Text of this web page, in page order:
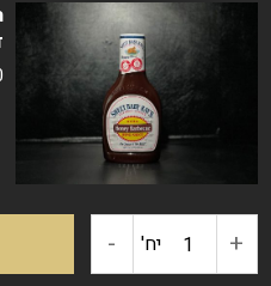
"בופלו
ווינגס"
+ כמות יח' -